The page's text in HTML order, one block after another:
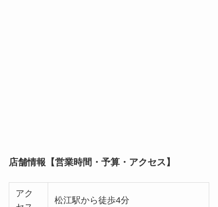
店舗情報【営業時間・予算・アクセス】
アク
松江駅から徒歩4分